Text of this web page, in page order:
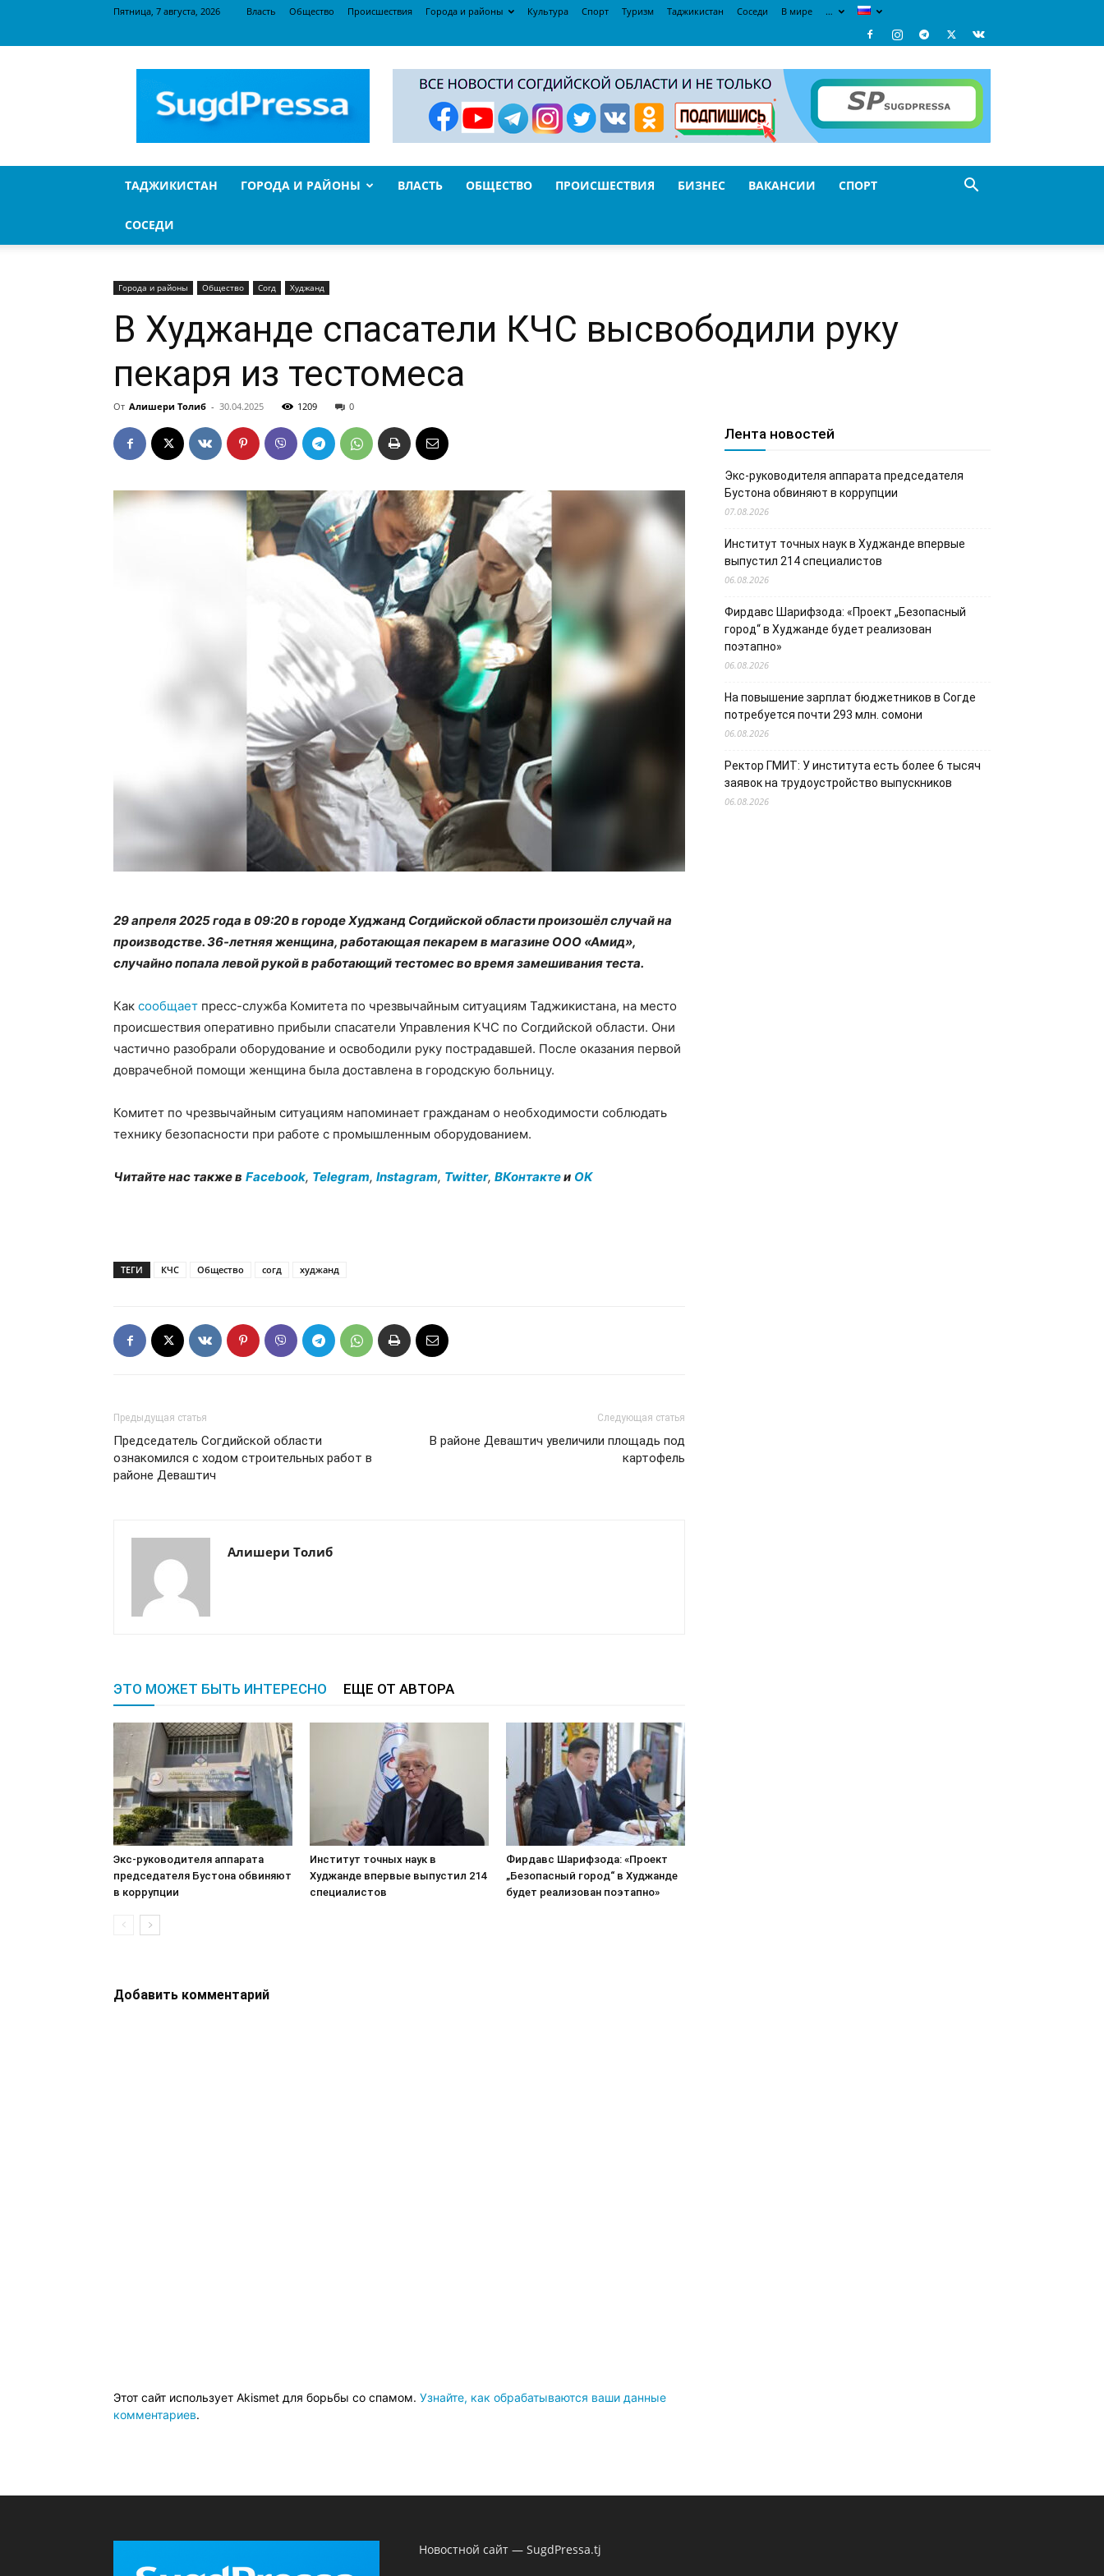
Пятница, 7 августа, 2026 Власть Общество Происшествия Города и районы Культура Спорт Туризм Таджикистан Соседи В мире …
ТАДЖИКИСТАН ГОРОДА И РАЙОНЫ ВЛАСТЬ ОБЩЕСТВО ПРОИСШЕСТВИЯ БИЗНЕС ВАКАНСИИ СПОРТ
СОСЕДИ
Города и районы Общество Согд Худжанд
В Худжанде спасатели КЧС высвободили руку
пекаря из тестомеса
От Алишери Толиб - 30.04.2025 1209 0
29 апреля 2025 года в 09:20 в городе Худжанд Согдийской области произошёл случай на
производстве. 36-летняя женщина, работающая пекарем в магазине ООО «Амид»,
случайно попала левой рукой в работающий тестомес во время замешивания теста.
Как сообщает пресс-служба Комитета по чрезвычайным ситуациям Таджикистана, на место
происшествия оперативно прибыли спасатели Управления КЧС по Согдийской области. Они
частично разобрали оборудование и освободили руку пострадавшей. После оказания первой
доврачебной помощи женщина была доставлена в городскую больницу.
Комитет по чрезвычайным ситуациям напоминает гражданам о необходимости соблюдать
технику безопасности при работе с промышленным оборудованием.
Читайте нас также в Facebook, Telegram, Instagram, Twitter, ВКонтактеи OK
ТЕГИ КЧС Общество согд худжанд
Предыдущая статья
Председатель Согдийской области
ознакомился с ходом строительных работ в
районе Деваштич
Следующая статья
В районе Деваштич увеличили площадь под
картофель
Алишери Толиб
ЭТО МОЖЕТ БЫТЬ ИНТЕРЕСНО ЕЩЕ ОТ АВТОРА
Экс-руководителя аппарата
председателя Бустона обвиняют
в коррупции
Институт точных наук в
Худжанде впервые выпустил 214
специалистов
Фирдавс Шарифзода: «Проект
„Безопасный город“ в Худжанде
будет реализован поэтапно»
Добавить комментарий
Этот сайт использует Akismet для борьбы со спамом. Узнайте, как обрабатываются ваши данные
комментариев.
Лента новостей
Экс-руководителя аппарата председателя
Бустона обвиняют в коррупции
07.08.2026
Институт точных наук в Худжанде впервые
выпустил 214 специалистов
06.08.2026
Фирдавс Шарифзода: «Проект „Безопасный
город“ в Худжанде будет реализован
поэтапно»
06.08.2026
На повышение зарплат бюджетников в Согде
потребуется почти 293 млн. сомони
06.08.2026
Ректор ГМИТ: У института есть более 6 тысяч
заявок на трудоустройство выпускников
06.08.2026
Новостной сайт — SugdPressa.tj